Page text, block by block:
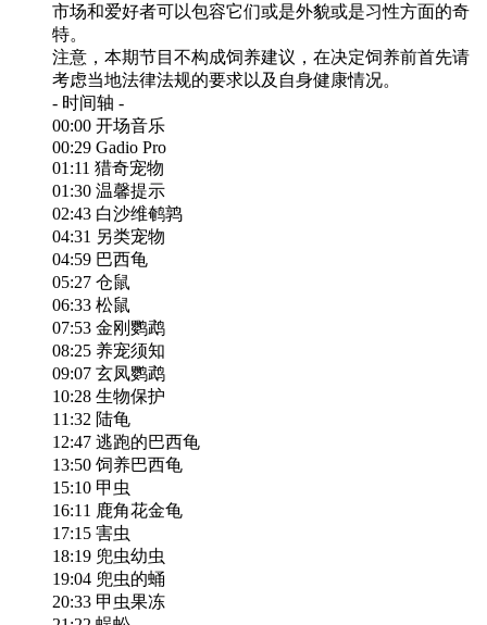
市场和爱好者可以包容它们或是外貌或是习性方面的奇
特。
注意，本期节目不构成饲养建议，在决定饲养前首先请
考虑当地法律法规的要求以及自身健康情况。
- 时间轴 -
00:00 开场音乐
00:29 Gadio Pro
01:11 猎奇宠物
01:30 温馨提示
02:43 白沙维鹌鹑
04:31 另类宠物
04:59 巴西龟
05:27 仓鼠
06:33 松鼠
07:53 金刚鹦鹉
08:25 养宠须知
09:07 玄凤鹦鹉
10:28 生物保护
11:32 陆龟
12:47 逃跑的巴西龟
13:50 饲养巴西龟
15:10 甲虫
16:11 鹿角花金龟
17:15 害虫
18:19 兜虫幼虫
19:04 兜虫的蛹
20:33 甲虫果冻